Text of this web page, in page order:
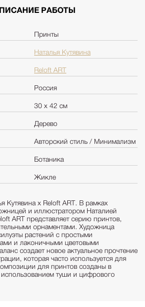
РАБОТЫ
Принты
Наталья Кутявина
Reloft ART
Россия
30 х 42 см
Дерево
Авторский стиль / Минимализм
Ботаника
Жикле
Кутявина х Reloft ART. В рамках
и иллюстратором Наталией
ART представляет серию принтов,
орнаментами. Художница
растений с простыми
и лаконичными цветовыми
создает новое актуальное прочтение
которая часто используется для
для принтов созданы в
туши и цифрового